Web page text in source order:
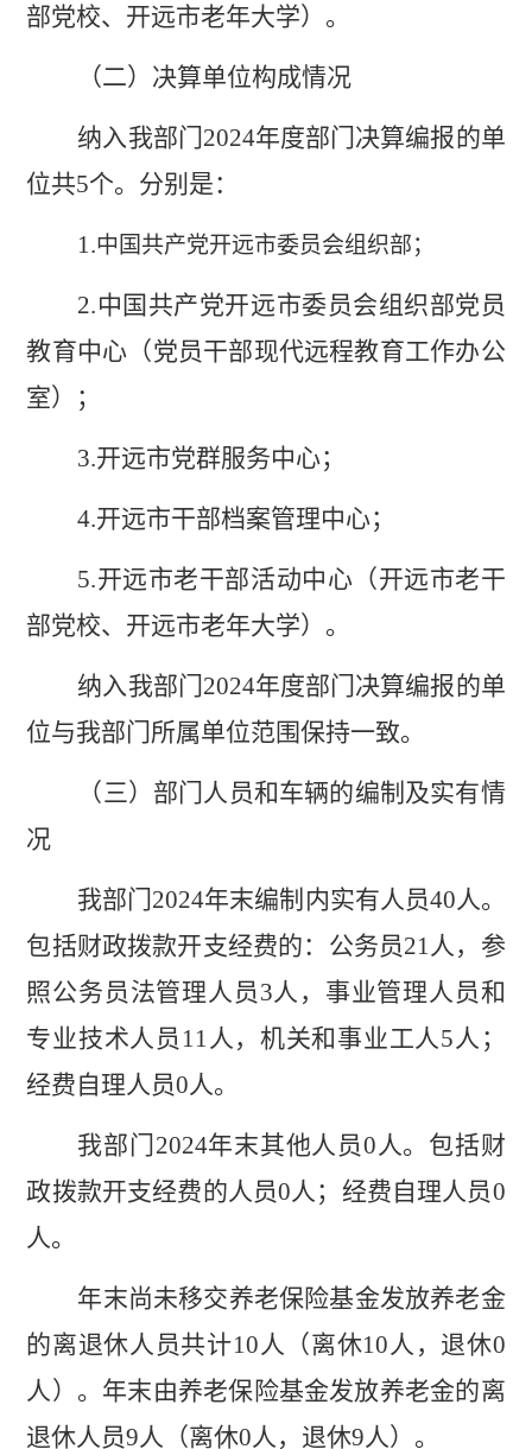
部党校、开远市老年大学） 。
（二）决算单位构成情况
纳入我部门2024年度部门决算编报的单
位共5个。分别是：
1.中国共产党开远市委员会组织部；
2.中国共产党开远市委员会组织部党员
教育中心（党员干部现代远程教育工作办公
室）
；
3.开远市党群服务中心；
4.开远市干部档案管理中心；
5.开远市老干部活动中心（开远市老干
部党校、开远市老年大学） 。
纳入我部门2024年度部门决算编报的单
位与我部门所属单位范围保持一致。
（三）部门人员和车辆的编制及实有情
况
我部门2024年末编制内实有人员40 人。
包括财政拨款开支经费的： 公务员21 人， 参
照公务员法管理人员 3 人 ， 事业管理人员和
专业技术人员 11 人，机关和事业工人 5 人 ；
经费自理人员0 人。
我部门 2024年末其他人员0 人。包括财
政拨款开支经费的人员0 人；经费自理人员0
人。
年末尚未移交养老保险基金发放养老金
的离退休人员共计10 人 （离休10 人，退休0
人 ）。年末由养老保险基金发放养老金的离
退休人员9 人 （离休0 人，退休9 人 ） 。